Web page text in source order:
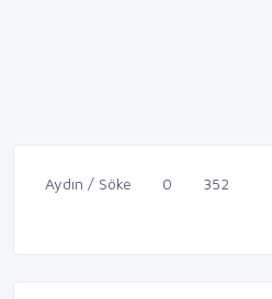
Aydın / Söke 0 352